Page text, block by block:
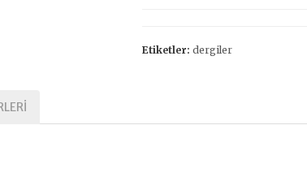
Etiketler: dergiler